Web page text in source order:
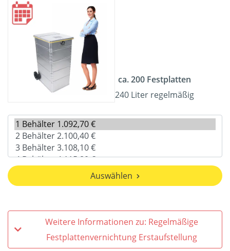
ca. 200 Festplatten
240 Liter regelmäßig
Auswählen
Weitere Informationen zu: Regelmäßige
Festplattenvernichtung Erstaufstellung